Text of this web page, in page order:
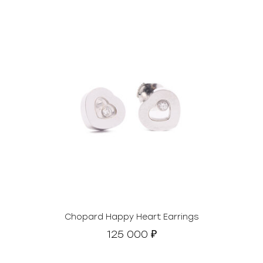
Chopard Happy Heart Earrings
125 000 ₽